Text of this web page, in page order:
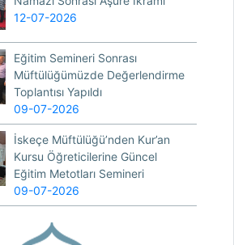
12-07-2026
Eğitim Semineri Sonrası
Müftülüğümüzde Değerlendirme
Toplantısı Yapıldı
09-07-2026
İskeçe Müftülüğü’nden Kur’an
Kursu Öğreticilerine Güncel
Eğitim Metotları Semineri
09-07-2026